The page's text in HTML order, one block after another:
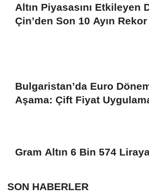
Altın Piyasasını Etkileyen
Çin’den Son 10 Ayın Rekor
Bulgaristan’da Euro
Aşama: Çift Fiyat
Gram Altın 6 Bin 574
SON HABERLER